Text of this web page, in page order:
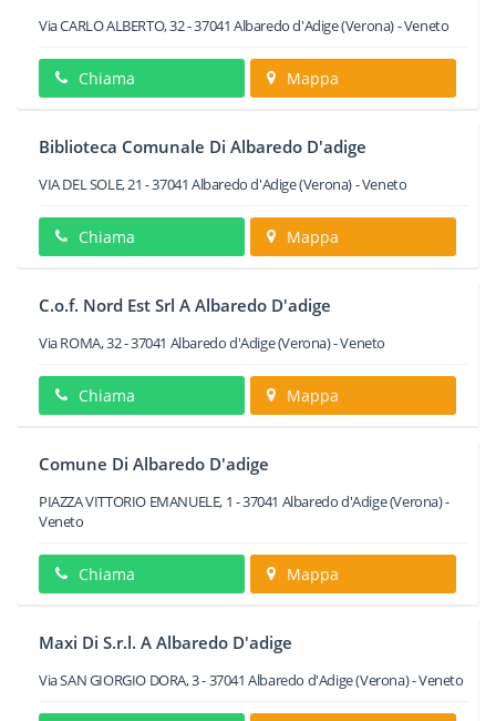
Via CARLO ALBERTO, 32-37041 Albaredo d'Adige(Verona) -Veneto
Chiama Mappa
Biblioteca Comunale Di Albaredo D'adige
VIA DEL SOLE, 21 -37041 Albaredo d'Adige(Verona) -Veneto
Chiama Mappa
C.o.f. Nord Est Srl A Albaredo D'adige
Via ROMA, 32-37041 Albaredo d'Adige(Verona) -Veneto
Chiama Mappa
Comune Di Albaredo D'adige
PIAZZA VITTORIO EMANUELE, 1 -37041 Albaredo d'Adige(Verona) -
Veneto
Chiama Mappa
Maxi Di S.r.l. A Albaredo D'adige
Via SAN GIORGIO DORA, 3-37041 Albaredo d'Adige(Verona) -Veneto